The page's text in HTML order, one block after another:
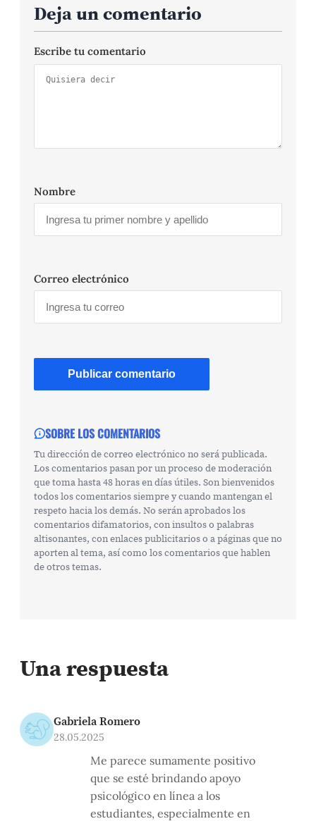
Deja un comentario
Escribe tu comentario
Nombre
Correo electrónico
SOBRE LOS COMENTARIOS
Tu dirección de correo electrónico no será publicada.
Los comentarios pasan por un proceso de moderación
que toma hasta 48 horas en días útiles. Son bienvenidos
todos los comentarios siempre y cuando mantengan el
respeto hacia los demás. No serán aprobados los
comentarios difamatorios, con insultos o palabras
altisonantes, con enlaces publicitarios o a páginas que no
aporten al tema, así como los comentarios que hablen
de otros temas.
Una respuesta
Gabriela Romero
28.05.2025
Me parece sumamente positivo
que se esté brindando apoyo
psicológico en línea a los
estudiantes, especialmente en